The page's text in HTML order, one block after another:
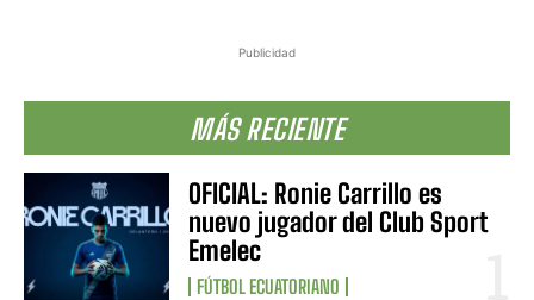
Publicidad
MÁS RECIENTE
OFICIAL: Ronie Carrillo es
nuevo jugador del Club Sport
Emelec
FÚTBOL ECUATORIANO